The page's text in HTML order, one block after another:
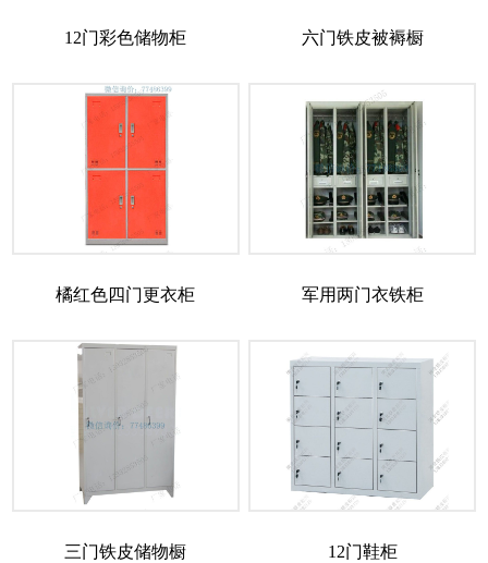
12门彩色储物柜 六门铁皮被褥橱
橘红色四门更衣柜 军用两门衣铁柜
三门铁皮储物橱 12门鞋柜